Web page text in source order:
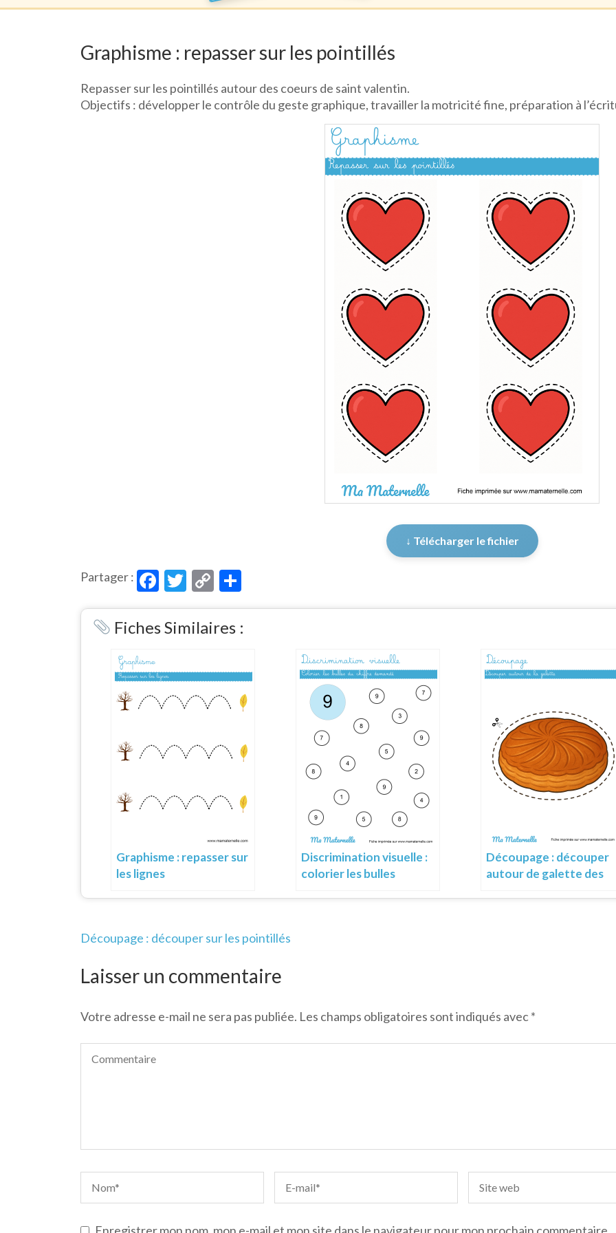
Graphisme : repasser sur les pointillés
Repasser sur les pointillés autour des coeurs de saint valentin.
Objectifs : développer le contrôle du geste graphique, travailler la motricité fine, préparation à
↓ Télécharger le fichier
Partager : Facebook
Twitter
Copy
Link
Fiches Similaires :
Graphisme : repasser sur
les lignes
Discrimination visuelle :
colorier les bulles
Découpage : découper
autour de galette des
Navigation
l’article
Découpage : découper sur les pointillés
Laisser un commentaire
Votre adresse e-mail ne sera pas publiée. Les champs obligatoires sont indiqués avec*